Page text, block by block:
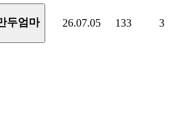
두엄마 26.07.05 133 3